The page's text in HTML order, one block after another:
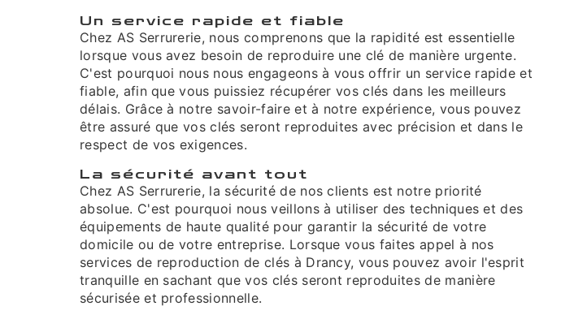
Un service rapide et fiable
Chez AS Serrurerie, nous comprenons que la rapidité est essentielle
lorsque vous avez besoin de reproduire une clé de manière urgente.
C'est pourquoi nous nous engageons à vous offrir un service rapide et
fiable, afin que vous puissiez récupérer vos clés dans les meilleurs
délais. Grâce à notre savoir-faire et à notre expérience, vous pouvez
être assuré que vos clés seront reproduites avec précision et dans le
respect de vos exigences.
La sécurité avant tout
Chez AS Serrurerie, la sécurité de nos clients est notre priorité
absolue. C'est pourquoi nous veillons à utiliser des techniques et des
équipements de haute qualité pour garantir la sécurité de votre
domicile ou de votre entreprise. Lorsque vous faites appel à nos
services de reproduction de clés à Drancy, vous pouvez avoir l'esprit
tranquille en sachant que vos clés seront reproduites de manière
sécurisée et professionnelle.